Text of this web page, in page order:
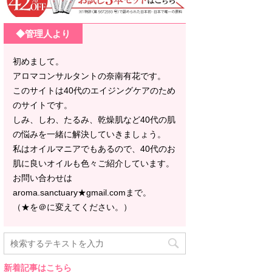
◆管理人より
初めまして。
アロマコンサルタントの奈南有花です。
このサイトは40代のエイジングケアのため
のサイトです。
しみ、しわ、たるみ、乾燥肌など40代の肌
の悩みを一緒に解決していきましょう。
私はオイルマニアでもあるので、40代のお
肌に良いオイルも色々ご紹介しています。
お問い合わせは
aroma.sanctuary★gmail.comまで。
（★を＠に変えてください。）
新着記事はこちら